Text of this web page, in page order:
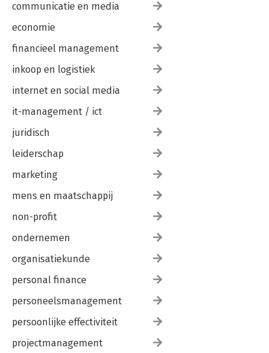
communicatie en media
economie
financieel management
inkoop en logistiek
internet en social media
it-management / ict
juridisch
leiderschap
marketing
mens en maatschappij
non-profit
ondernemen
organisatiekunde
personal finance
personeelsmanagement
persoonlijke effectiviteit
projectmanagement